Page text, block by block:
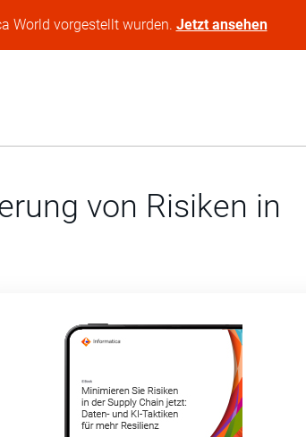
World vorgestellt wurden. Jetzt ansehen
von Risiken in